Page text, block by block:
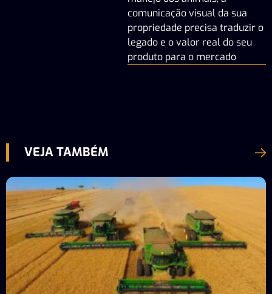
comunicação visual da sua
propriedade precisa traduzir o
legado e o valor real do seu
produto para o mercado
VEJA TAMBÉM